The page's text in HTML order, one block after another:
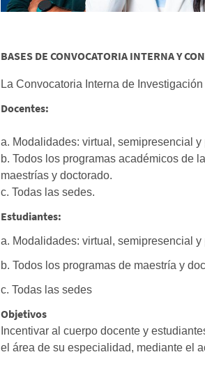
BASES DE CONVOCATORIA INTERNA Y
La Convocatoria Interna de
Docentes:
a. Modalidades: virtual, semipresencial y
b. Todos los programas académicos de
maestrías y doctorado.
c. Todas las sedes.
Estudiantes:
a. Modalidades: virtual, semipresencial y
b. Todos los programas de maestría y
c. Todas las sedes
Objetivos
Incentivar al cuerpo docente y
el área de su especialidad, mediante el